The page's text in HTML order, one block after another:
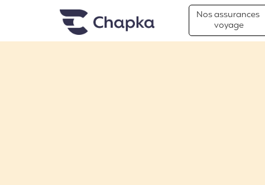
Chapka Assurances Voyages
Nos assurances
voyage